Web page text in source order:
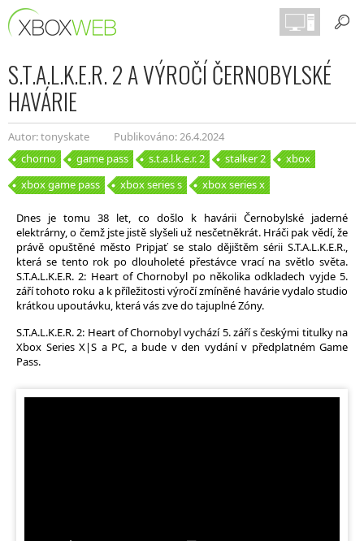
S.T.A.L.K.E.R. 2 A VÝROČÍ ČERNOBYLSKÉ
HAVÁRIE
Autor: tonyskate
Publikováno: 26.4.2024
chorno
game pass s.t.a.l.k.e.r. 2 stalker 2
xbox
xbox game pass
xbox series s xbox series x
Dnes je tomu 38 let, co došlo k havárii Černobylské jaderné
elektrárny, o čemž jste jistě slyšeli už nesčetněkrát. Hráči pak vědí, že
právě opuštěné město Pripjať se stalo dějištěm sérii S.T.A.L.K.E.R.,
která se tento rok po dlouholeté přestávce vrací na světlo světa.
S.T.A.L.K.E.R. 2: Heart of Chornobyl po několika odkladech vyjde 5.
září tohoto roku a k příležitosti výročí zmíněné havárie vydalo studio
krátkou upoutávku, která vás zve do tajuplné Zóny.
S.T.A.L.K.E.R. 2: Heart of Chornobyl vychází 5. září s českými titulky na
Xbox Series X|S a PC, a bude v den vydání v předplatném Game
Pass.